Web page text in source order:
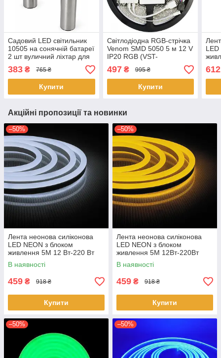
Садовий LED світильник
10505 на сонячній батареї
2 шт вуличний ліхтар для
доріжок Сірий
383 ₴ 765 ₴
Купити
Світлодіодна RGB-стрічка
Venom SMD 5050 5 м 12 V
IP20 RGB (VST-
5050120600-RGB) з
пультом і блоком
живлення
497₴ 995 ₴
Купити
LED
612
Акційні пропозиції та новинки
–50%
Лента неонова силіконова
LED NEON з блоком
живлення 5M 12 Вт-220 Вт
Біла
В наявності
459 ₴ 918 ₴
Купити
–50%
Лента неонова силіконова
LED NEON з блоком
живлення 5M 12Вт-220Вт
Жовта
В наявності
459 ₴ 918 ₴
Купити
–50% –50%